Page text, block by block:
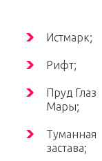
Истмарк;
Рифт;
Пруд Глаз
Мары;
Туманная
застава;